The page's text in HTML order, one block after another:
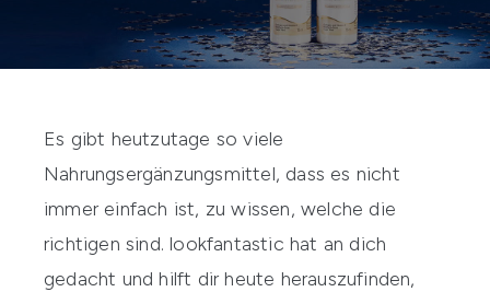
Es gibt heutzutage so viele
Nahrungsergänzungsmittel, dass es nicht
immer einfach ist, zu wissen, welche die
richtigen sind. lookfantastic hat an dich
gedacht und hilft dir heute herauszufinden,